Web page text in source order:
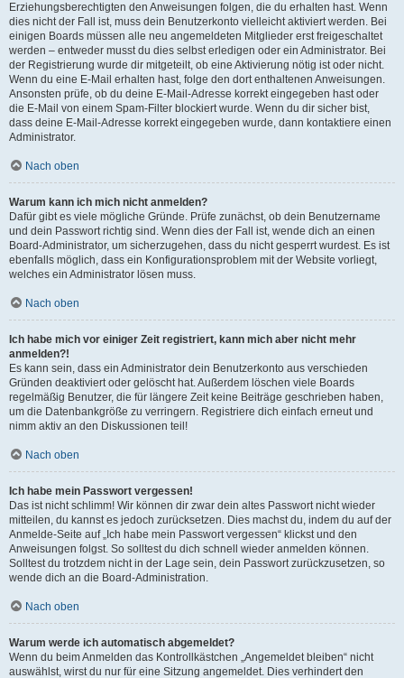
Erziehungsberechtigten den Anweisungen folgen, die du erhalten hast. Wenn
dies nicht der Fall ist, muss dein Benutzerkonto vielleicht aktiviert werden. Bei
einigen Boards müssen alle neu angemeldeten Mitglieder erst freigeschaltet
werden – entweder musst du dies selbst erledigen oder ein Administrator. Bei
der Registrierung wurde dir mitgeteilt, ob eine Aktivierung nötig ist oder nicht.
Wenn du eine E-Mail erhalten hast, folge den dort enthaltenen Anweisungen.
Ansonsten prüfe, ob du deine E-Mail-Adresse korrekt eingegeben hast oder
die E-Mail von einem Spam-Filter blockiert wurde. Wenn du dir sicher bist,
dass deine E-Mail-Adresse korrekt eingegeben wurde, dann kontaktiere einen
Administrator.
Nach oben
Warum kann ich mich nicht anmelden?
Dafür gibt es viele mögliche Gründe. Prüfe zunächst, ob dein Benutzername
und dein Passwort richtig sind. Wenn dies der Fall ist, wende dich an einen
Board-Administrator, um sicherzugehen, dass du nicht gesperrt wurdest. Es ist
ebenfalls möglich, dass ein Konfigurationsproblem mit der Website vorliegt,
welches ein Administrator lösen muss.
Nach oben
Ich habe mich vor einiger Zeit registriert, kann mich aber nicht mehr
anmelden?!
Es kann sein, dass ein Administrator dein Benutzerkonto aus verschieden
Gründen deaktiviert oder gelöscht hat. Außerdem löschen viele Boards
regelmäßig Benutzer, die für längere Zeit keine Beiträge geschrieben haben,
um die Datenbankgröße zu verringern. Registriere dich einfach erneut und
nimm aktiv an den Diskussionen teil!
Nach oben
Ich habe mein Passwort vergessen!
Das ist nicht schlimm! Wir können dir zwar dein altes Passwort nicht wieder
mitteilen, du kannst es jedoch zurücksetzen. Dies machst du, indem du auf der
Anmelde-Seite auf „Ich habe mein Passwort vergessen“ klickst und den
Anweisungen folgst. So solltest du dich schnell wieder anmelden können.
Solltest du trotzdem nicht in der Lage sein, dein Passwort zurückzusetzen, so
wende dich an die Board-Administration.
Nach oben
Warum werde ich automatisch abgemeldet?
Wenn du beim Anmelden das Kontrollkästchen „Angemeldet bleiben“ nicht
auswählst, wirst du nur für eine Sitzung angemeldet. Dies verhindert den